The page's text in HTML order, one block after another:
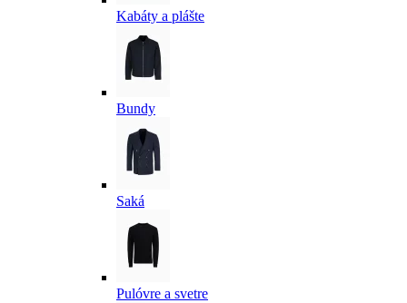
Kabáty a plášte
Bundy
Saká
Pulóvre a svetre